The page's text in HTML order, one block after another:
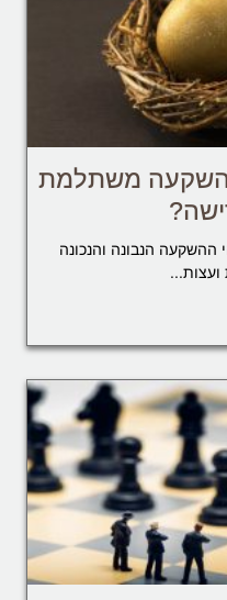
השקעה משתלמת
הנבונה והנכונה
ועצות...